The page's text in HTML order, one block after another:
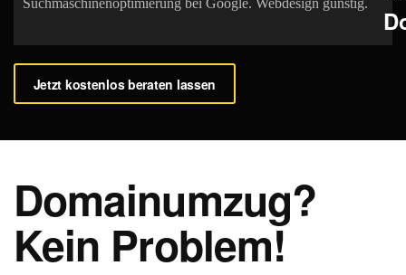
Jetzt kostenlos beraten lassen
Domainumzug?
Kein Problem!